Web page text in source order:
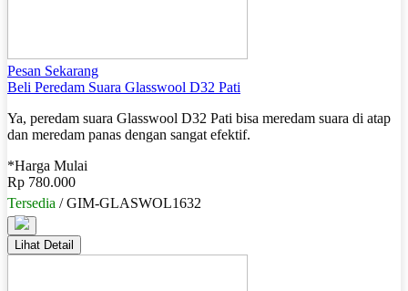
Pesan Sekarang
Beli Peredam Suara Glasswool D32 Pati
Ya, peredam suara Glasswool D32 Pati bisa meredam suara di atap
dan meredam panas dengan sangat efektif.
*Harga Mulai
Rp 780.000
Tersedia / GIM-GLASWOL1632
Lihat Detail